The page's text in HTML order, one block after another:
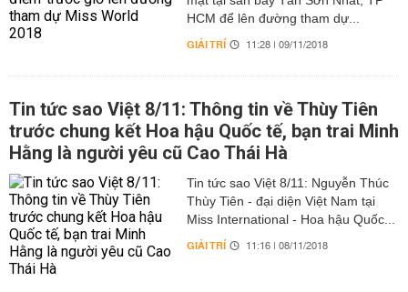
HCM để lên đường tham dự...
GIẢI TRÍ 11:28 | 09/11/2018
Tin tức sao Việt 8/11: Thông tin về Thùy Tiên
trước chung kết Hoa hậu Quốc tế, bạn trai Minh
Hằng là người yêu cũ Cao Thái Hà
Tin tức sao Việt 8/11: Nguyễn Thúc
Thùy Tiên - đại diện Việt Nam tại
Miss International - Hoa hậu Quốc...
GIẢI TRÍ 11:16 | 08/11/2018